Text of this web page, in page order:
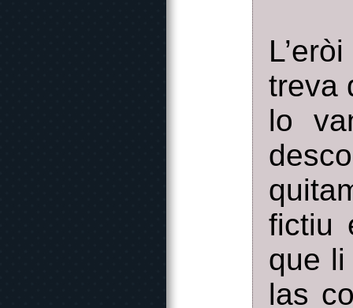
treva
lo
fictiu
que li
las